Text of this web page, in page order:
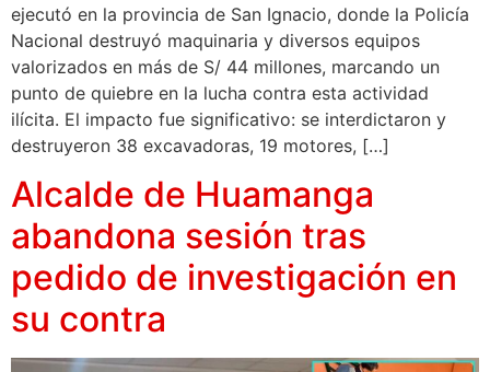
ejecutó en la provincia de San Ignacio, donde la Policía
Nacional destruyó maquinaria y diversos equipos
valorizados en más de S/ 44 millones, marcando un
punto de quiebre en la lucha contra esta actividad
ilícita. El impacto fue significativo: se interdictaron y
destruyeron 38 excavadoras, 19 motores, […]
Alcalde de Huamanga
abandona sesión tras
pedido de investigación en
su contra